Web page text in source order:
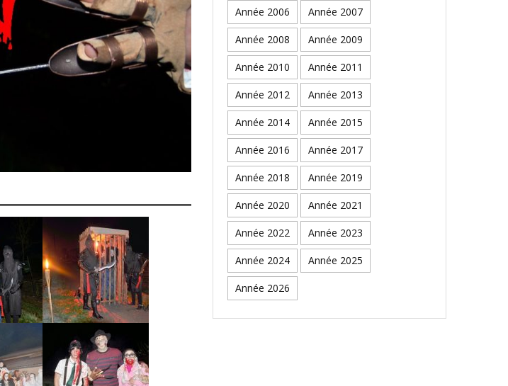
Année 2006 Année 2007
Année 2008 Année 2009
Année 2010 Année 2011
Année 2012 Année 2013
Année 2014 Année 2015
Année 2016 Année 2017
Année 2018 Année 2019
Année 2020 Année 2021
Année 2022 Année 2023
Année 2024 Année 2025
Année 2026